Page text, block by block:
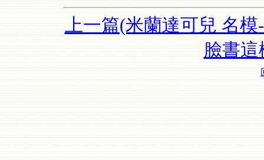
上一篇(米蘭達可兒 名模
臉書